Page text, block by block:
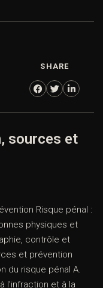
SHARE
sources et
Risque pénal :
physiques et
contrôle et
et prévention
du risque pénal A.
l’infraction et à la